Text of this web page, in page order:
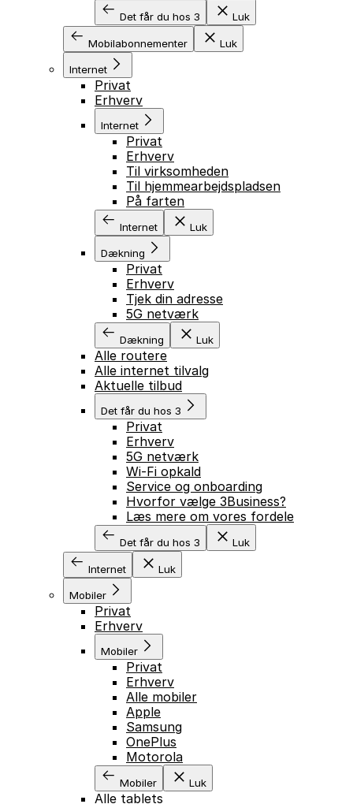
Det får du hos 3 Luk
Mobilabonnementer Luk
Internet
Privat
Erhverv
Internet
Privat
Erhverv
Til virksomheden
Til hjemmearbejdspladsen
På farten
Internet Luk
Dækning
Privat
Erhverv
Tjek din adresse
5G netværk
Dækning Luk
Alle routere
Alle internet tilvalg
Aktuelle tilbud
Det får du hos 3
Privat
Erhverv
5G netværk
Wi-Fi opkald
Service og onboarding
Hvorfor vælge 3Business?
Læs mere om vores fordele
Det får du hos 3 Luk
Internet Luk
Mobiler
Privat
Erhverv
Mobiler
Privat
Erhverv
Alle mobiler
Apple
Samsung
OnePlus
Motorola
Mobiler Luk
Alle tablets